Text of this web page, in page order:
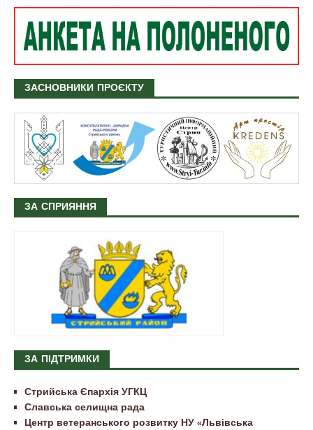
ЗАСНОВНИКИ ПРОЄКТУ
ЗА СПРИЯННЯ
ЗА ПІДТРИМКИ
Стрийська Єпархія УГКЦ
Славська селищна рада
Центр ветеранського розвитку НУ «Львівська